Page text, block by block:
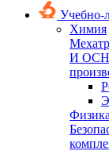
Учебно-
Химия
И
Физика